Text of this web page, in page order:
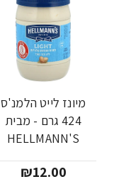
מיונז לייט הלמנ'ס
424 גרם - מבית
HELLMANN'S
₪12.00